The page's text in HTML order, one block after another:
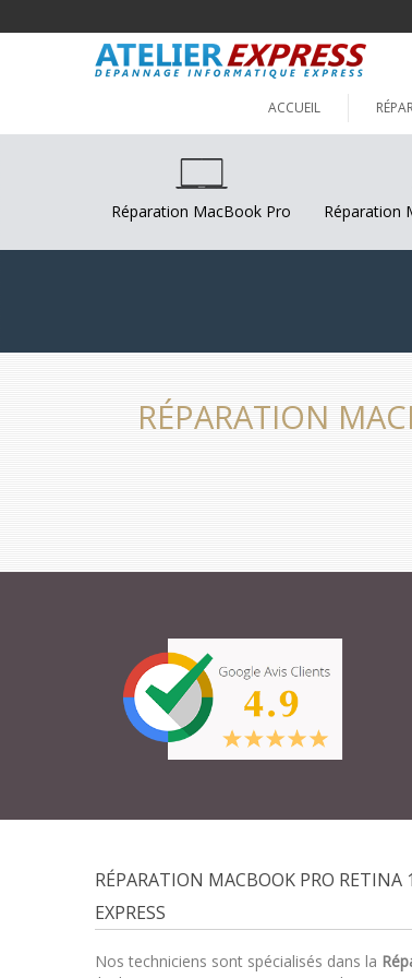
ACCUEIL
Réparation MacBook Pro Réparation
RÉPARATION
RÉPARATION MACBOOK PRO
EXPRESS
Nos techniciens sont spécialisés dans la